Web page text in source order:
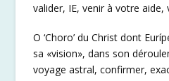
valider, IE, venir à votre aide,
O ‘Choro’ du Christ dont
sa «vision», dans son
voyage astral, confirmer,